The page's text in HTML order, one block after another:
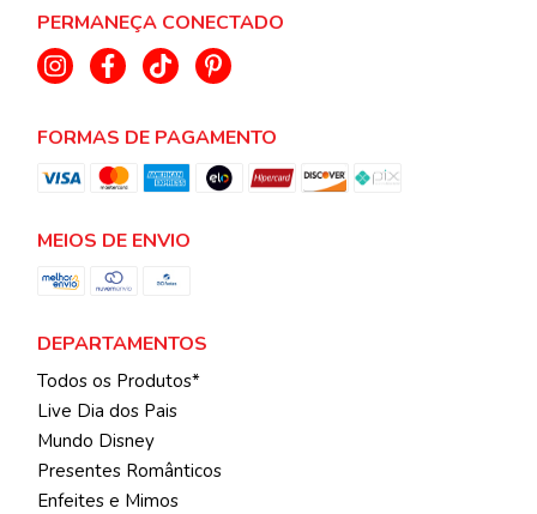
PERMANEÇA CONECTADO
FORMAS DE PAGAMENTO
MEIOS DE ENVIO
DEPARTAMENTOS
Todos os Produtos*
Live Dia dos Pais
Mundo Disney
Presentes Românticos
Enfeites e Mimos